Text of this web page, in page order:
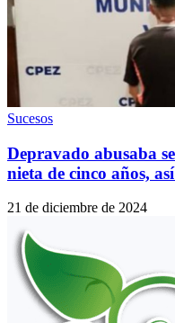
Sucesos
Depravado abusaba
nieta de cinco años,
21 de diciembre de 2024